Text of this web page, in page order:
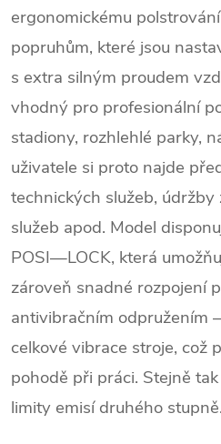
ergonomickému
popruhům, které jsou
s extra silným proudem
vhodný pro profesionální
stadiony, rozhlehlé parky,
uživatele si proto najde
technických služeb, údržby
služeb apod. Model
POSI—LOCK, která
zároveň snadné rozpojení
antivibračním odpružením
celkové vibrace stroje, což
pohodě při práci. Stejně
limity emisí druhého stupně.